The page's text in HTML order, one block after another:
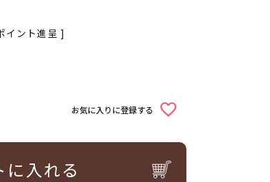
イント進呈 ]
お気に入りに登録する
に入れる